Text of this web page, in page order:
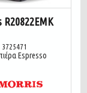
R20822EMK
3725471
Espresso